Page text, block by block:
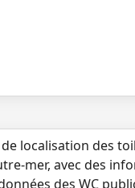
localisation des
mer, avec des
des WC